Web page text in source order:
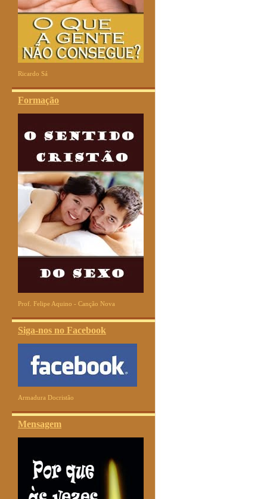
Ricardo Sá
Formação
Prof. Felipe Aquino - Canção Nova
Siga-nos no Facebook
Armadura Docristão
Mensagem